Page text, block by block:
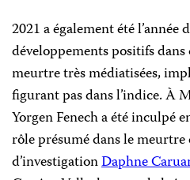
2021 a également été
développements positifs
meurtre très médiatisées,
figurant pas dans l’indice. À
Yorgen Fenech a été inculpé
rôle présumé dans le
d’investigationDaphne